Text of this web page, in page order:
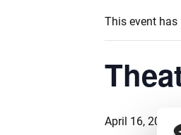
This event has
April 16, 2024